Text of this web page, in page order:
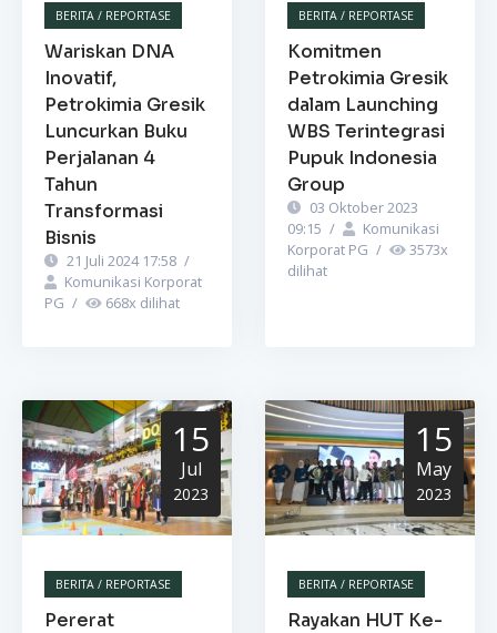
BERITA / REPORTASE
Wariskan DNA
Inovatif,
Petrokimia Gresik
Luncurkan Buku
Perjalanan 4
Tahun
Transformasi
Bisnis
21 Juli 2024 17:58 /
Komunikasi Korporat
PG / 668x dilihat
BERITA / REPORTASE
Komitmen
Petrokimia Gresik
dalam Launching
WBS Terintegrasi
Pupuk Indonesia
Group
03 Oktober 2023
09:15 /
Komunikasi
Korporat PG / 3573x
dilihat
15
Jul
2023
BERITA / REPORTASE
Pererat
15
May
2023
BERITA / REPORTASE
Rayakan HUT Ke-